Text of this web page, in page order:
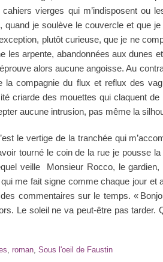
vierges qui m’indisposent ou
je soulève le couvercle et que je
plutôt curieuse, que je ne
les arpente, abandonnées aux dunes
alors aucune angoisse. Au
compagnie du flux et reflux des
criarde des mouettes qui claquent de
aucune intrusion, pas même la
le vertige de la tranchée qui
tourné le coin de la rue je pousse
veille Monsieur Rocco, le gardien,
me fait signe comme chaque jour et
commentaires sur le temps. «
Le soleil ne va peut-être pas tarder.
roman Sous l'oeil de Faustin